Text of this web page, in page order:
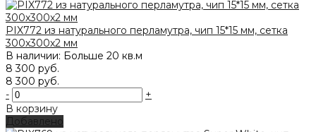
PIX772 из натурального перламутра, чип 15*15 мм, сетка
300х300х2 мм
В наличии: Больше 20 кв.м
8 300 руб.
8 300 руб.
-
+
В корзину
Добавлено